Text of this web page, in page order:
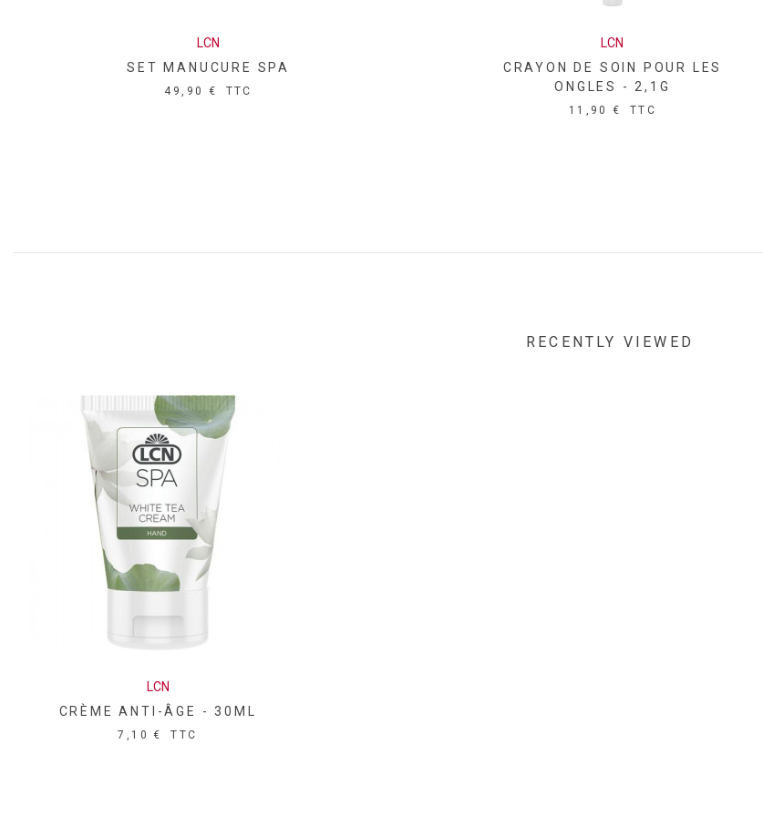
LCN
SET MANUCURE SPA
49,90 € TTC
LCN
CRAYON DE SOIN POUR LES
ONGLES - 2,1G
11,90 € TTC
RECENTLY VIEWED
LCN
CRÈME ANTI-ÂGE - 30ML
7,10 € TTC